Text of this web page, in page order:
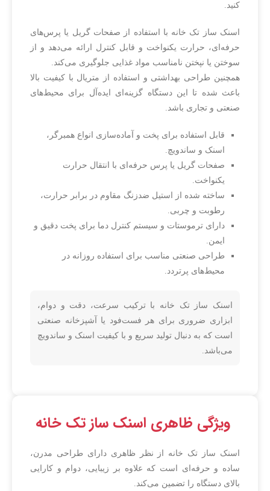
کنید.
اسنک ساز تک خانه با استفاده از صفحات گریل یا پرس‌های
حرفه‌ای، حرارت یکنواخت و قابل کنترل ارائه می‌دهد و از
سوختن یا نپختن نامناسب مواد غذایی جلوگیری می‌کند.
همچنین طراحی بهداشتی و استفاده از متریال با کیفیت بالا
باعث شده تا این دستگاه گزینه‌ای ایده‌آل برای محیط‌های
صنعتی و تجاری باشد.
قابل استفاده برای پخت و آماده‌سازی انواع همبرگر،
اسنک و ساندویچ.
صفحات گریل یا پرس حرفه‌ای با انتقال حرارت
یکنواخت.
ساخته شده از استیل ضدزنگ مقاوم در برابر حرارت،
رطوبت و چربی.
دارای ترموستات و سیستم کنترل دما برای پخت دقیق و
ایمن.
طراحی صنعتی مناسب برای استفاده روزانه در
محیط‌های پرتردد.
اسنک ساز تک خانه با ترکیب سرعت، دقت و دوام،
ابزاری ضروری برای هر فست‌فود یا آشپزخانه صنعتی
است که به دنبال تولید سریع و با کیفیت اسنک و ساندویچ
می‌باشد.
ویژگی ظاهری اسنک ساز تک خانه
اسنک ساز تک خانه از نظر ظاهری دارای طراحی مدرن،
ساده و حرفه‌ای است که علاوه بر زیبایی، دوام و کارایی
بالای دستگاه را تضمین می‌کند.